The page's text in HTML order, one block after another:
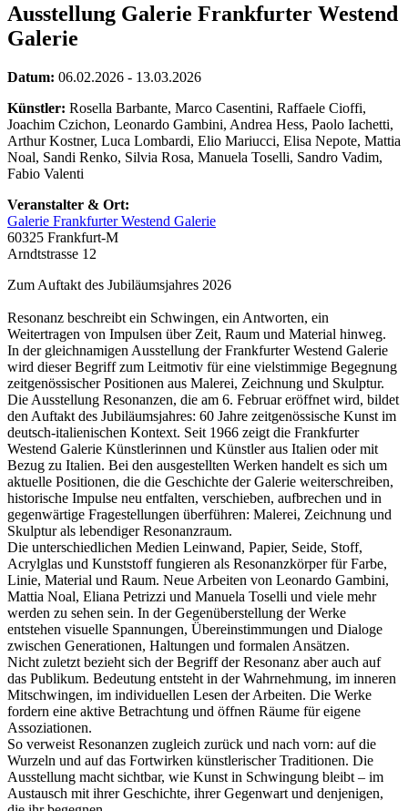
Ausstellung Galerie Frankfurter Westend
Galerie
Datum: 06.02.2026 - 13.03.2026
Künstler: Rosella Barbante, Marco Casentini, Raffaele Cioffi,
Joachim Czichon, Leonardo Gambini, Andrea Hess, Paolo Iachetti,
Arthur Kostner, Luca Lombardi, Elio Mariucci, Elisa Nepote, Mattia
Noal, Sandi Renko, Silvia Rosa, Manuela Toselli, Sandro Vadim,
Fabio Valenti
Veranstalter & Ort:
Galerie Frankfurter Westend Galerie
60325 Frankfurt-M
Arndtstrasse 12
Zum Auftakt des Jubiläumsjahres 2026
Resonanz beschreibt ein Schwingen, ein Antworten, ein
Weitertragen von Impulsen über Zeit, Raum und Material hinweg.
In der gleichnamigen Ausstellung der Frankfurter Westend Galerie
wird dieser Begriff zum Leitmotiv für eine vielstimmige Begegnung
zeitgenössischer Positionen aus Malerei, Zeichnung und Skulptur.
Die Ausstellung Resonanzen, die am 6. Februar eröffnet wird, bildet
den Auftakt des Jubiläumsjahres: 60 Jahre zeitgenössische Kunst im
deutsch-italienischen Kontext. Seit 1966 zeigt die Frankfurter
Westend Galerie Künstlerinnen und Künstler aus Italien oder mit
Bezug zu Italien. Bei den ausgestellten Werken handelt es sich um
aktuelle Positionen, die die Geschichte der Galerie weiterschreiben,
historische Impulse neu entfalten, verschieben, aufbrechen und in
gegenwärtige Fragestellungen überführen: Malerei, Zeichnung und
Skulptur als lebendiger Resonanzraum.
Die unterschiedlichen Medien Leinwand, Papier, Seide, Stoff,
Acrylglas und Kunststoff fungieren als Resonanzkörper für Farbe,
Linie, Material und Raum. Neue Arbeiten von Leonardo Gambini,
Mattia Noal, Eliana Petrizzi und Manuela Toselli und viele mehr
werden zu sehen sein. In der Gegenüberstellung der Werke
entstehen visuelle Spannungen, Übereinstimmungen und Dialoge
zwischen Generationen, Haltungen und formalen Ansätzen.
Nicht zuletzt bezieht sich der Begriff der Resonanz aber auch auf
das Publikum. Bedeutung entsteht in der Wahrnehmung, im inneren
Mitschwingen, im individuellen Lesen der Arbeiten. Die Werke
fordern eine aktive Betrachtung und öffnen Räume für eigene
Assoziationen.
So verweist Resonanzen zugleich zurück und nach vorn: auf die
Wurzeln und auf das Fortwirken künstlerischer Traditionen. Die
Ausstellung macht sichtbar, wie Kunst in Schwingung bleibt – im
Austausch mit ihrer Geschichte, ihrer Gegenwart und denjenigen,